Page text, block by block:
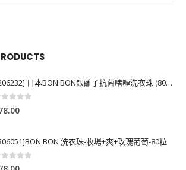
[J206232] 日本BON BON銀離子抗菌啫喱洗衣珠 (80粒)
BON 洗衣珠-牧場+爽+玫瑰葡萄-80粒
of 5